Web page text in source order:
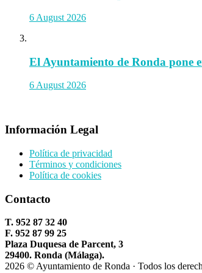
6 August 2026
El Ayuntamiento de Ronda pone
6 August 2026
Información Legal
Política de privacidad
Términos y condiciones
Política de cookies
Contacto
T. 952 87 32 40
F. 952 87 99 25
Plaza Duquesa de Parcent, 3
29400. Ronda (Málaga).
2026 © Ayuntamiento de Ronda · Todos los